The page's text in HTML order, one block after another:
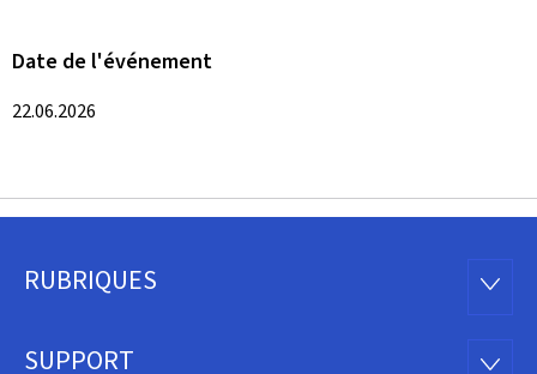
Date de l'événement
22.06.2026
Pied
RUBRIQUES
SUPPORT